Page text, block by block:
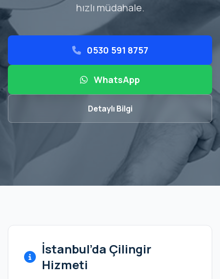
hızlı müdahale.
0530 591 8757
WhatsApp
Detaylı Bilgi
İstanbul’da Çilingir
Hizmeti